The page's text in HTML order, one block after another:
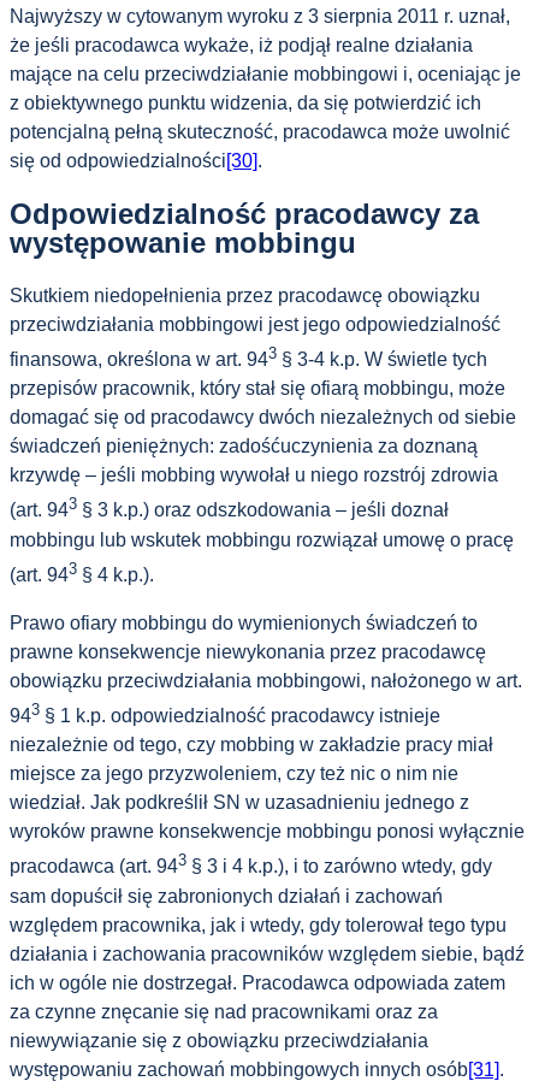
Najwyższy w cytowanym wyroku z 3 sierpnia 2011 r. uznał,
że jeśli pracodawca wykaże, iż podjął realne działania
mające na celu przeciwdziałanie mobbingowi i, oceniając je
z obiektywnego punktu widzenia, da się potwierdzić ich
potencjalną pełną skuteczność, pracodawca może uwolnić
się od odpowiedzialności[30].
Odpowiedzialność pracodawcy za
występowanie mobbingu
Skutkiem niedopełnienia przez pracodawcę obowiązku
przeciwdziałania mobbingowi jest jego odpowiedzialność
finansowa, określona w art. 943 § 3-4 k.p. W świetle tych
przepisów pracownik, który stał się ofiarą mobbingu, może
domagać się od pracodawcy dwóch niezależnych od siebie
świadczeń pieniężnych: zadośćuczynienia za doznaną
krzywdę – jeśli mobbing wywołał u niego rozstrój zdrowia
(art. 943 § 3 k.p.) oraz odszkodowania – jeśli doznał
mobbingu lub wskutek mobbingu rozwiązał umowę o pracę
(art. 943 § 4 k.p.).
Prawo ofiary mobbingu do wymienionych świadczeń to
prawne konsekwencje niewykonania przez pracodawcę
obowiązku przeciwdziałania mobbingowi, nałożonego w art.
943 § 1 k.p. odpowiedzialność pracodawcy istnieje
niezależnie od tego, czy mobbing w zakładzie pracy miał
miejsce za jego przyzwoleniem, czy też nic o nim nie
wiedział. Jak podkreślił SN w uzasadnieniu jednego z
wyroków prawne konsekwencje mobbingu ponosi wyłącznie
pracodawca (art. 943 § 3 i 4 k.p.), i to zarówno wtedy, gdy
sam dopuścił się zabronionych działań i zachowań
względem pracownika, jak i wtedy, gdy tolerował tego typu
działania i zachowania pracowników względem siebie, bądź
ich w ogóle nie dostrzegał. Pracodawca odpowiada zatem
za czynne znęcanie się nad pracownikami oraz za
niewywiązanie się z obowiązku przeciwdziałania
występowaniu zachowań mobbingowych innych osób[31].